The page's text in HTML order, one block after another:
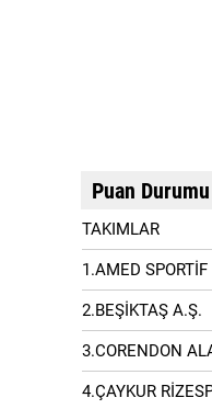
Puan Durumu
TAKIMLAR
1.AMED
2.BEŞİKTAŞ A.Ş.
3.CORENDON
4.ÇAYKUR